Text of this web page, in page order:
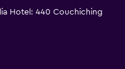
Hotel: 440 Couchiching